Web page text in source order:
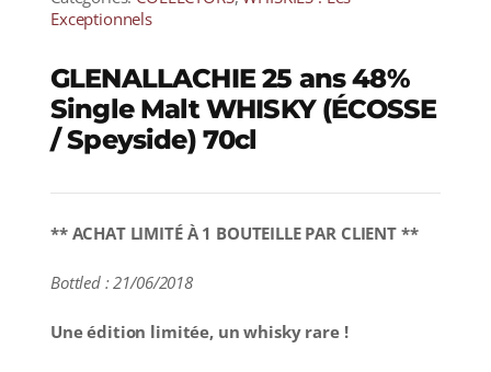
Exceptionnels
GLENALLACHIE 25 ans 48%
Single Malt WHISKY (ÉCOSSE
/ Speyside) 70cl
** ACHAT LIMITÉ À 1 BOUTEILLE PAR CLIENT **
Bottled : 21/06/2018
Une édition limitée, un whisky rare !